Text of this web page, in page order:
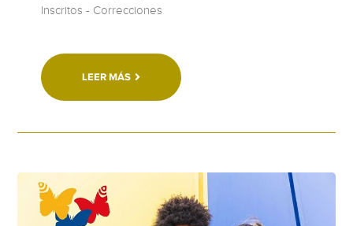
Inscritos - Correcciones
LEER MÁS